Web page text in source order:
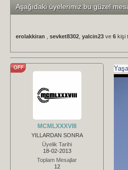
Aşağıdaki üyelerimiz bu güzel
erolakkiran sevket8302 yalcin23 ve 6 kişi
MCMLXXXVIII
YILLARDAN SONRA
Üyelik Tarihi
18-02-2013
Toplam Mesajlar
12